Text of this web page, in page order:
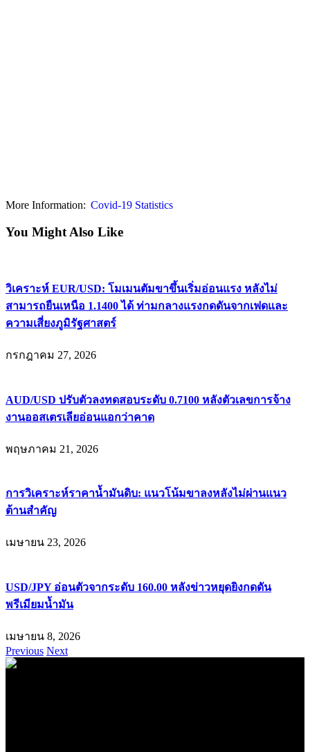
More Information: Covid-19 Statistics
You Might Also Like
วิเคราะห์ EUR/USD: โมเมนตัมขาขึ้นเริ่มอ่อนแรง หลังไม่
สามารถยืนเหนือ 1.1400 ได้ ท่ามกลางแรงกดดันจากเฟดและ
ความเสี่ยงภูมิรัฐศาสตร์
กรกฎาคม 27, 2026
AUD/USD ปรับตัวลงทดสอบระดับ 0.7100 หลังตัวเลขการจ้าง
งานออสเตรเลียอ่อนแอกว่าคาด
พฤษภาคม 21, 2026
การวิเคราะห์ราคาน้ำมันดิบ: แนวโน้มขาลงหลังไม่ผ่านแนว
ต้านสำคัญ
เมษายน 23, 2026
USD/JPY อ่อนตัวจากระดับ 160.00 หลังข่าวหยุดยิงกดดัน
พรีเมียมน้ำมัน
เมษายน 8, 2026
Previous Next